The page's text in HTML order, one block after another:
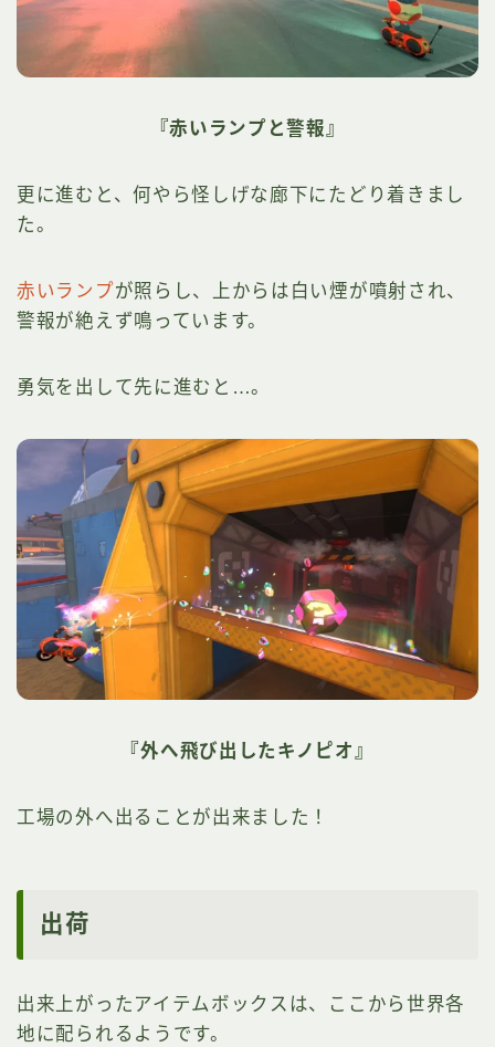
『赤いランプと警報』
更に進むと、何やら怪しげな廊下にたどり着きまし
た。
赤いランプが照らし、上からは白い煙が噴射され、
警報が絶えず鳴っています。
勇気を出して先に進むと…。
『外へ飛び出したキノピオ』
工場の外へ出ることが出来ました！
出荷
出来上がったアイテムボックスは、ここから世界各
地に配られるようです。